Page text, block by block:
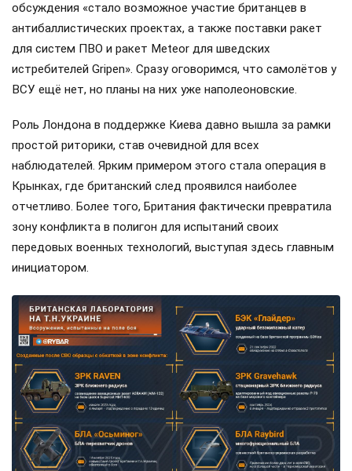
обсуждения «стало возможное участие британцев в
антибаллистических проектах, а также поставки ракет
для систем ПВО и ракет Meteor для шведских
истребителей Gripen». Сразу оговоримся, что самолётов у
ВСУ ещё нет, но планы на них уже наполеоновские.
Роль Лондона в поддержке Киева давно вышла за рамки
простой риторики, став очевидной для всех
наблюдателей. Ярким примером этого стала операция в
Крынках, где британский след проявился наиболее
отчетливо. Более того, Британия фактически превратила
зону конфликта в полигон для испытаний своих
передовых военных технологий, выступая здесь главным
инициатором.